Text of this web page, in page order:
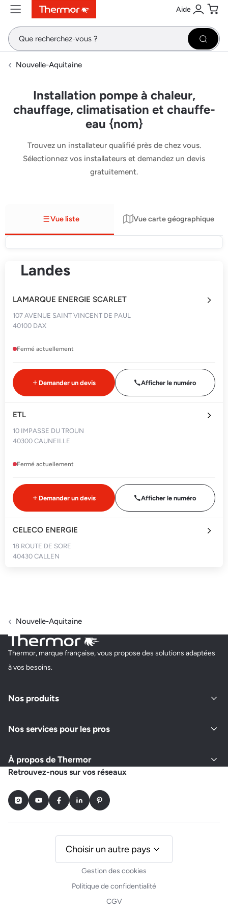
ContenuMenuRecherche Aide
Se
Nouvelle-Aquitaine
Installation pompe à chaleur,
chauffage, climatisation et chauffe-
eau {nom}
Trouvez un installateur qualifié près de chez vous.
Sélectionnez vos installateurs et demandez un devis
gratuitement.
Vue liste Vue carte géographique
Landes
LAMARQUE ENERGIE SCARLET
107 AVENUE SAINT VINCENT DE PAUL
40100 DAX
Fermé actuellement
Demander un devis Afficher le numéro
ETL
10 IMPASSE DU TROUN
40300 CAUNEILLE
Fermé actuellement
Demander un devis Afficher le numéro
CELECO ENERGIE
18 ROUTE DE SORE
40430 CALLEN
CARRIERE ELEC
40390 SAINT ANDRE DE SEIGNANX
Fermé actuellement
Demander un devis
Nouvelle-Aquitaine
Thermor, marque française, vous propose des solutions adaptées
à vos besoins.
Nos produits
Nos services pour les pros
À propos de Thermor
Retrouvez-nous sur vos réseaux
InstagramYoutubeFacebookLinkedInPinterest
Gestion des cookies
Politique de confidentialité
CGV
Choisir un autre pays